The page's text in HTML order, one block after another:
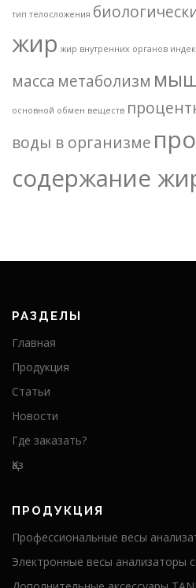
тип телосложения
жир жир внутренних органов
масса метаболизм
основной обмен веществ
воды в организме
содержание
РАЗДЕЛЫ
Главная
Продукция
Статьи
Новости
Где заказать?
Қаз
ПРОДУКЦИЯ
Профессиональные весы
Электронные весы анализаторы